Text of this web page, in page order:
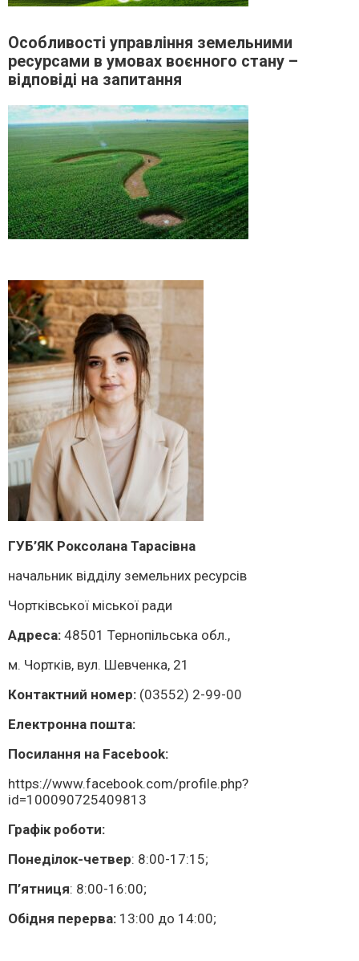
Особливості управління земельними
ресурсами в умовах воєнного стану –
відповіді на запитання
ГУБ’ЯК Роксолана Тарасівна
начальник відділу земельних ресурсів
Чортківської міської ради
Адреса: 48501 Тернопільська обл.,
м. Чортків, вул. Шевченка, 21
Контактний номер: (03552) 2-99-00
Електронна пошта:
Посилання на Facebook:
https://www.facebook.com/profile.php?
id=100090725409813
Графік роботи:
Понеділок-четвер: 8:00-17:15;
П’ятниця: 8:00-16:00;
Обідня перерва: 13:00 до 14:00;